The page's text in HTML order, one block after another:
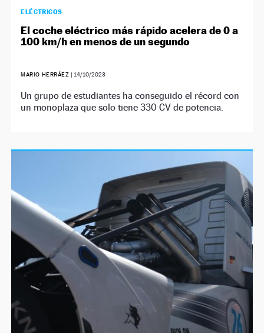
ELÉCTRICOS
El coche eléctrico más rápido acelera de 0 a
100 km/h en menos de un segundo
MARIO HERRÁEZ | 14/10/2023
Un grupo de estudiantes ha conseguido el récord con
un monoplaza que solo tiene 330 CV de potencia.